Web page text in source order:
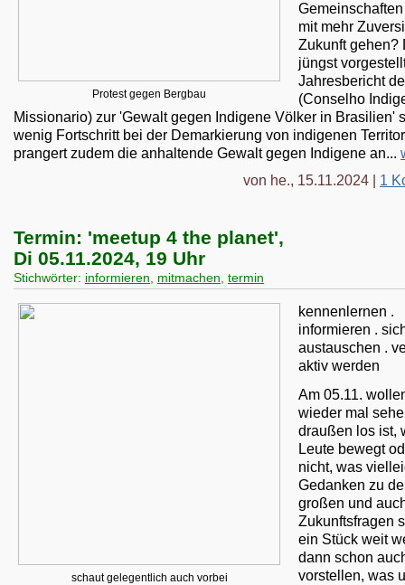
Protest gegen Bergbau
mit mehr
Zukunft gehen?
jüngst
Jahresbericht
(Conselho
Missionario) zur 'Gewalt gegen Indigene Völker in Brasilien'
wenig Fortschritt bei der Demarkierung von indigenen
prangert zudem die anhaltende Gewalt gegen Indigene an...
von he., 15.11.2024 | 1
Termin: 'meetup 4 the planet',
Di 05.11.2024, 19 Uhr
Stichwörter: informieren mitmachen termin
schaut gelegentlich auch vorbei
kennenlernen .
informieren .
austauschen .
aktiv werden
Am 05.11.
wieder mal
draußen los ist,
Leute bewegt
nicht, was
Gedanken zu
großen und
Zukunftsfragen
ein Stück weit
dann schon
vorstellen, was